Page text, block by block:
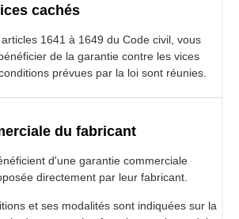
cachés
1641 à 1649 du Code civil, vous
de la garantie contre les vices
prévues par la loi sont réunies.
du fabricant
d'une garantie commerciale
directement par leur fabricant.
et ses modalités sont indiquées sur la